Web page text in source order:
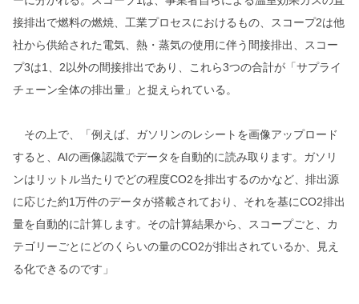
接排出で燃料の燃焼、工業プロセスにおけるもの、スコープ2は他
社から供給された電気、熱・蒸気の使用に伴う間接排出、スコー
プ3は1、2以外の間接排出であり、これら3つの合計が「サプライ
チェーン全体の排出量」と捉えられている。
その上で、「例えば、ガソリンのレシートを画像アップロード
すると、AIの画像認識でデータを自動的に読み取ります。ガソリ
ンはリットル当たりでどの程度CO2を排出するのかなど、排出源
に応じた約1万件のデータが搭載されており、それを基にCO2排出
量を自動的に計算します。その計算結果から、スコープごと、カ
テゴリーごとにどのくらいの量のCO2が排出されているか、見え
る化できるのです」